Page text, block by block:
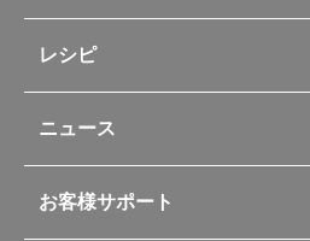
お弁当
キッチン用品
ポット・アイスペール
コーヒーメーカー
ソフトクーラー・バッグ
レシピ
フライパンレシピ
シャトルシェフレシピ
スープジャーレシピ
ニュース
お客様サポート